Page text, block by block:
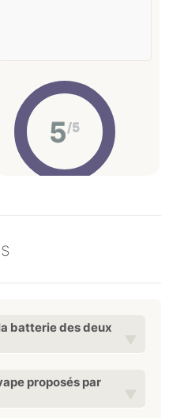
5/5
batterie des deux
proposés par